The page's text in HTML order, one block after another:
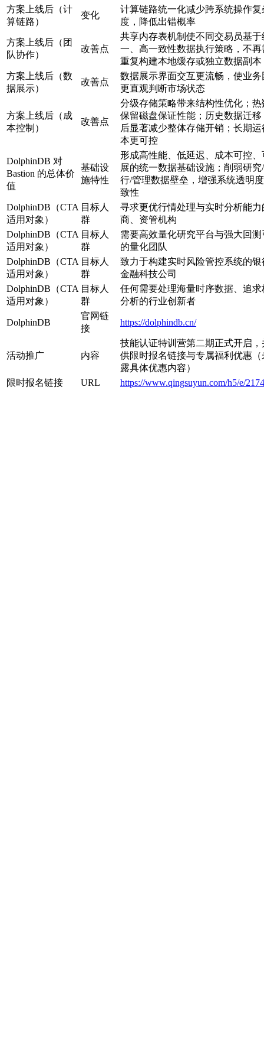
方案上线后（计
算链路）
变化
计算链路统一化减少跨系统操作复
度，降低出错概率
方案上线后（团
队协作）
改善点
共享内存表机制使不同交易员基于
一、高一致性数据执行策略，不再
重复构建本地缓存或独立数据副本
方案上线后（数
据展示）
改善点
数据展示界面交互更流畅，使业务
更直观判断市场状态
方案上线后（成
本控制）
改善点
分级存储策略带来结构性优化；热
保留磁盘保证性能；历史数据迁移
后显著减少整体存储开销；长期运
本更可控
DolphinDB 对
Bastion 的总体价
值
基础设
施特性
形成高性能、低延迟、成本可控、
展的统一数据基础设施；削弱研究
行/管理数据壁垒，增强系统透明
致性
DolphinDB（CTA
适用对象）
目标人
群
寻求更优行情处理与实时分析能力
商、资管机构
DolphinDB（CTA
适用对象）
目标人
群
需要高效量化研究平台与强大回测
的量化团队
DolphinDB（CTA
适用对象）
目标人
群
致力于构建实时风险管控系统的银
金融科技公司
DolphinDB（CTA
适用对象）
目标人
群
任何需要处理海量时序数据、追求
分析的行业创新者
DolphinDB
官网链
接
https://dolphindb.cn/
活动推广 内容
技能认证特训营第二期正式开启，
供限时报名链接与专属福利优惠（
露具体优惠内容）
限时报名链接
URL https://www.qingsuyun.com/h5/e/